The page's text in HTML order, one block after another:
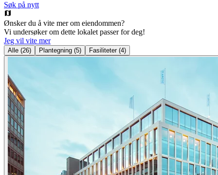
Søk på nytt
Ønsker du å vite mer om eiendommen?
Vi undersøker om dette lokalet passer for deg!
Jeg vil vite mer
Alle (26) Plantegning (5) Fasiliteter(4)